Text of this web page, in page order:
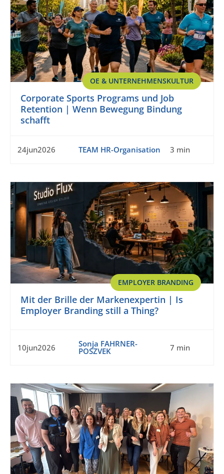
OE & UNTERNEHMENSKULTUR
Corporate Sports Programs und Job
Retention | Wenn Bewegung Bindung
schafft
24jun2026 TEAM HR-Organisation 3 min
EMPLOYER BRANDING
Mit der Brille der Markenexpertin | Is
Employer Branding still a Thing?
10jun2026 Sonja FAHRNER-
POSZVEK 7 min